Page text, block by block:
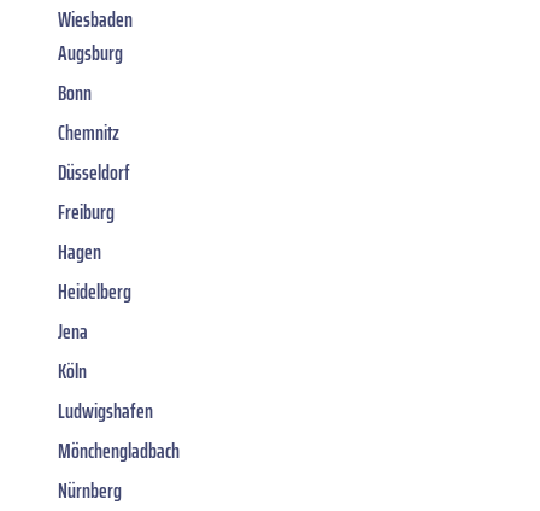
Wiesbaden
Augsburg
Bonn
Chemnitz
Düsseldorf
Freiburg
Hagen
Heidelberg
Jena
Köln
Ludwigshafen
Mönchengladbach
Nürnberg